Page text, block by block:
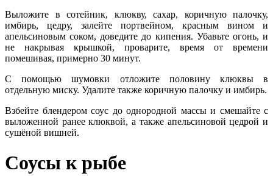
Выложите в сотейник, клюкву, сахар, коричную палочку,
имбирь, цедру, залейте портвейном, красным вином и
апельсиновым соком, доведите до кипения. Убавьте огонь, и
не накрывая крышкой, проварите, время от времени
помешивая, примерно 30 минут.
С помощью шумовки отложите половину клюквы в
отдельную миску. Удалите также коричную палочку и имбирь.
Взбейте блендером соус до однородной массы и смешайте с
выложенной ранее клюквой, а также апельсиновой цедрой и
сушёной вишней.
Соусы к рыбе